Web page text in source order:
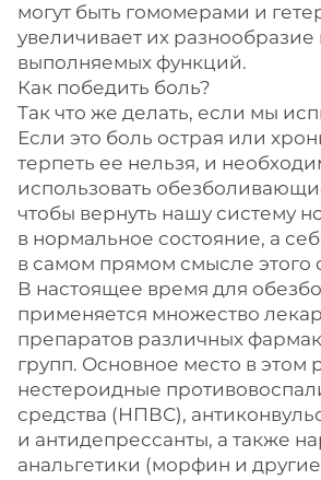
могут быть гомомерами и
увеличивает их разнообразие
выполняемых функций.
Как победить боль?
Так что же делать, если мы
Если это боль острая или
терпеть ее нельзя, и
использовать
чтобы вернуть нашу систему
в нормальное состояние, а
в самом прямом смысле этого
В настоящее время для
применяется множество
препаратов различных
групп. Основное место в этом
нестероидные
средства (НПВС),
и антидепрессанты, а также
анальгетики (морфин и